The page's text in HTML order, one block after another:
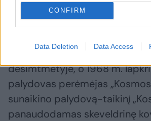
CONFIRM
Data Deletion Data Access
Sovietų Sąjunga įvykdė pirmąjį
sėkmingą palydovo perėmimą.
naikintojas“) kūrimas
dešimtmetyje, o 1968 m.
palydovas perėmėjas
sunaikino palydovą-taikinį
panaudodamas skeveldrinę